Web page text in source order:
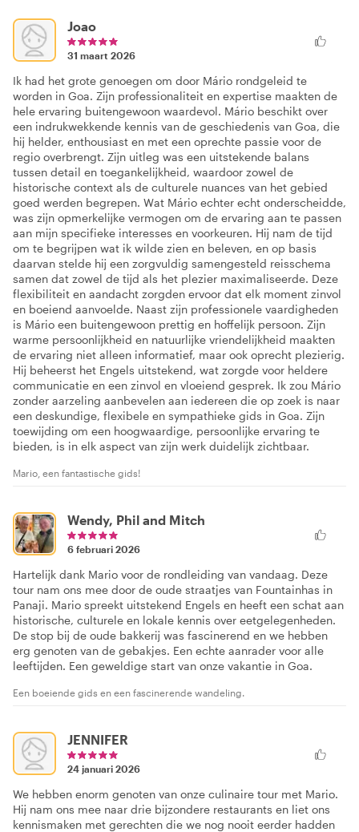
Joao
31 maart 2026
Ik had het grote genoegen om door Mário rondgeleid te
worden in Goa. Zijn professionaliteit en expertise maakten de
hele ervaring buitengewoon waardevol. Mário beschikt over
een indrukwekkende kennis van de geschiedenis van Goa, die
hij helder, enthousiast en met een oprechte passie voor de
regio overbrengt. Zijn uitleg was een uitstekende balans
tussen detail en toegankelijkheid, waardoor zowel de
historische context als de culturele nuances van het gebied
goed werden begrepen. Wat Mário echter echt onderscheidde,
was zijn opmerkelijke vermogen om de ervaring aan te passen
aan mijn specifieke interesses en voorkeuren. Hij nam de tijd
om te begrijpen wat ik wilde zien en beleven, en op basis
daarvan stelde hij een zorgvuldig samengesteld reisschema
samen dat zowel de tijd als het plezier maximaliseerde. Deze
flexibiliteit en aandacht zorgden ervoor dat elk moment zinvol
en boeiend aanvoelde. Naast zijn professionele vaardigheden
is Mário een buitengewoon prettig en hoffelijk persoon. Zijn
warme persoonlijkheid en natuurlijke vriendelijkheid maakten
de ervaring niet alleen informatief, maar ook oprecht plezierig.
Hij beheerst het Engels uitstekend, wat zorgde voor heldere
communicatie en een zinvol en vloeiend gesprek. Ik zou Mário
zonder aarzeling aanbevelen aan iedereen die op zoek is naar
een deskundige, flexibele en sympathieke gids in Goa. Zijn
toewijding om een hoogwaardige, persoonlijke ervaring te
bieden, is in elk aspect van zijn werk duidelijk zichtbaar.
Mario, een fantastische gids!
Wendy, Phil and Mitch
6 februari 2026
Hartelijk dank Mario voor de rondleiding van vandaag. Deze
tour nam ons mee door de oude straatjes van Fountainhas in
Panaji. Mario spreekt uitstekend Engels en heeft een schat aan
historische, culturele en lokale kennis over eetgelegenheden.
De stop bij de oude bakkerij was fascinerend en we hebben
erg genoten van de gebakjes. Een echte aanrader voor alle
leeftijden. Een geweldige start van onze vakantie in Goa.
Een boeiende gids en een fascinerende wandeling.
JENNIFER
24 januari 2026
We hebben enorm genoten van onze culinaire tour met Mario.
Hij nam ons mee naar drie bijzondere restaurants en liet ons
kennismaken met gerechten die we nog nooit eerder hadden